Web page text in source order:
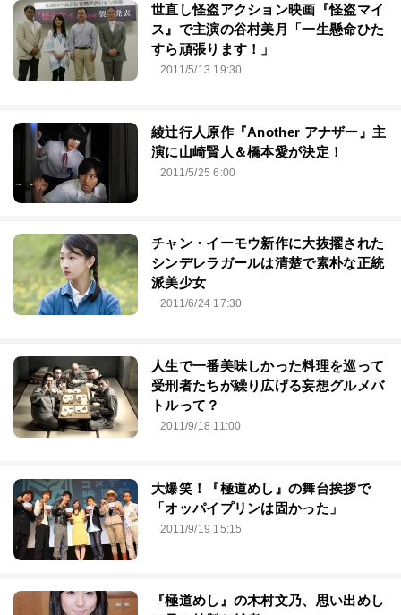
世直し怪盗アクション映画『怪盗マイ
ス』で主演の谷村美月「一生懸命ひた
すら頑張ります！」
2011/5/13 19:30
綾辻行人原作『Another アナザー』主
演に山崎賢人＆橋本愛が決定！
2011/5/25 6:00
チャン・イーモウ新作に大抜擢された
シンデレラガールは清楚で素朴な正統
派美少女
2011/6/24 17:30
人生で一番美味しかった料理を巡って
受刑者たちが繰り広げる妄想グルメバ
トルって？
2011/9/18 11:00
大爆笑！『極道めし』の舞台挨拶で
「オッパイプリンは固かった」
2011/9/19 15:15
『極道めし』の木村文乃、思い出めし